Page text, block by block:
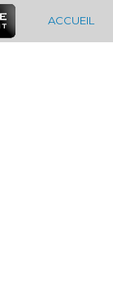
ACCUEIL